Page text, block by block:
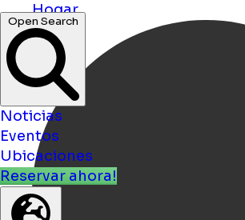
tiendas ...
Open Search
Noticias
Eventos
Ubicaciones
Reservar ahora!
Hogar